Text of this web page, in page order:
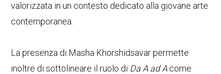
valorizzata in un contesto dedicato alla giovane arte
contemporanea.
La presenza di Masha Khorshidsavar permette
inoltre di sottolineare il ruolo di Da A ad A come